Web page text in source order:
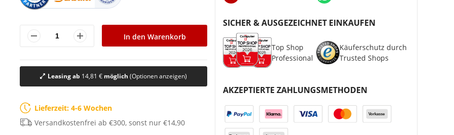
In den Warenkorb
Leasing ab 14,81 € möglich (Optionen anzeigen)
Lieferzeit: 4-6 Wochen
Versandkostenfrei ab €300, sonst nur €14,90
SICHER & AUSGEZEICHNET EINKAUFEN
Top Shop
Professional
Käuferschutz durch
Trusted Shops
AKZEPTIERTE ZAHLUNGSMETHODEN